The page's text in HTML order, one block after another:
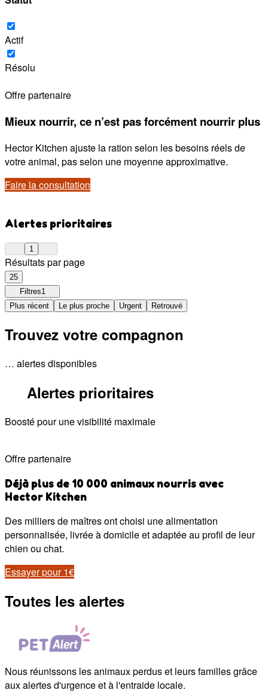
Actif
Résolu
Offre partenaire
Mieux nourrir, ce n’est pas forcément nourrir plus
Hector Kitchen ajuste la ration selon les besoins réels de
votre animal, pas selon une moyenne approximative.
Faire la consultation
Alertes prioritaires
1
Résultats par page
25
Filtres1
Plus récent
Le plus proche Urgent Retrouvé
Trouvez votre compagnon
… alertes disponibles
Alertes prioritaires
Boosté pour une visibilité maximale
Offre partenaire
Déjà plus de 10 000 animaux nourris avec
Hector Kitchen
Des milliers de maîtres ont choisi une alimentation
personnalisée, livrée à domicile et adaptée au profil de leur
chien ou chat.
Essayer pour 1€
Toutes les alertes
Nous réunissons les animaux perdus et leurs familles grâce
aux alertes d'urgence et à l'entraide locale.